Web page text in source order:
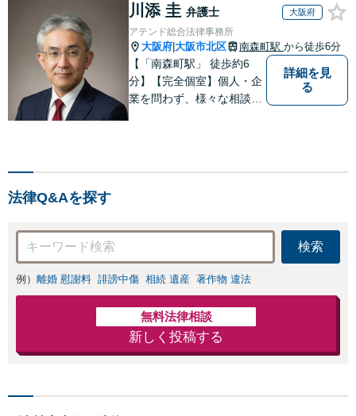
川添 圭 弁護士 大阪府
アテンド総合法律事務所
大阪府 大阪市北区 南森町駅 から徒歩6分
【「南森町駅」 徒歩約6
分】【完全個室】個人・企
業を問わず、様々な相談を
詳細を見
る
法律Q&Aを探す
検索
例） 離婚 慰謝料 誹謗中傷 相続 遺産 著作物 違法
無料法律相談
新しく投稿する